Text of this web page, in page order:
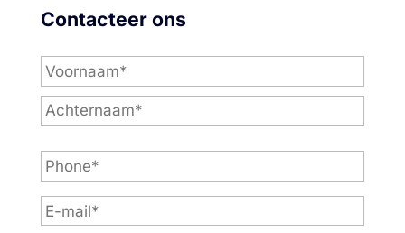
Contacteer ons
P
h
n